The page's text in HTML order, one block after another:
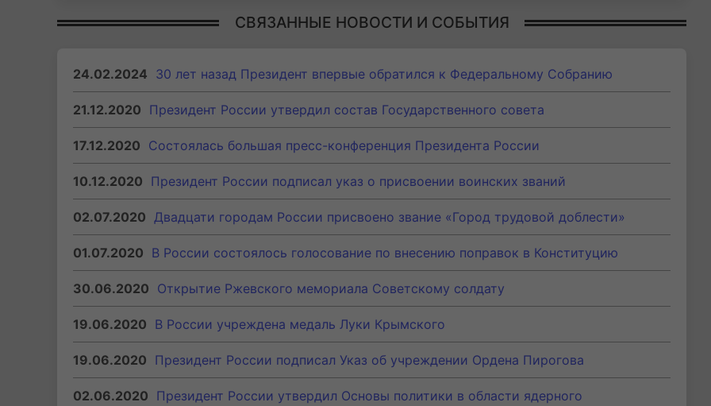
СВЯЗАННЫЕ НОВОСТИ И СОБЫТИЯ
24.02.2024 30 лет назад Президент впервые обратился к Федеральному Собранию
21.12.2020 Президент России утвердил состав Государственного совета
17.12.2020 Состоялась большая пресс-конференция Президента России
10.12.2020 Президент России подписал указ о присвоении воинских званий
02.07.2020 Двадцати городам России присвоено звание «Город трудовой доблести»
01.07.2020 В России состоялось голосование по внесению поправок в Конституцию
30.06.2020 Открытие Ржевского мемориала Советскому солдату
19.06.2020 В России учреждена медаль Луки Крымского
19.06.2020 Президент России подписал Указ об учреждении Ордена Пирогова
02.06.2020 Президент России утвердил Основы политики в области ядерного